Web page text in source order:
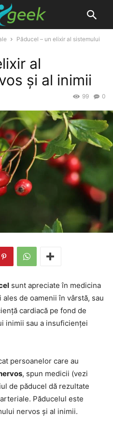
Păducel – un elixir al sistemului
al
și al inimii
0
99
sunt apreciate în medicina
de oamenii în vârstă, sau
cardiacă pe fond de
inimii sau a insuficienței
persoanelor care au
, spun medicii (vezi
de păducel dă rezultate
Păducelul este
nervos și al inimii.